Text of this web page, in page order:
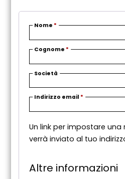
Nome *
Cognome *
Società
Indirizzo email * R
h
t
Un link per impostare
verrà inviato al tuo
Altre informazioni